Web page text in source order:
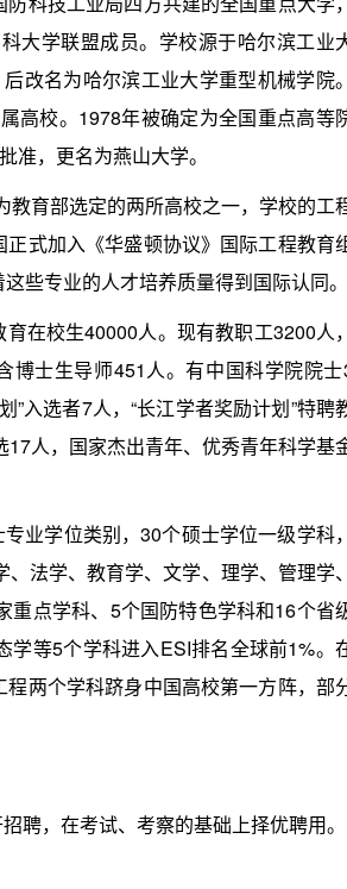
大学联盟成员。学校源于哈尔滨工业
改名为哈尔滨工业大学重型机械学院。
高校。1978年被确定为全国重点高等
，更名为燕山大学。
育部选定的两所高校之一，学校的工
式加入《华盛顿协议》国际工程教育
些专业的人才培养质量得到国际认同。
校生40000人。现有教职工3200人，
博士生导师451人。有中国科学院院士
入选者7人，“长江学者奖励计划”特聘
17人，国家杰出青年、优秀青年科学基
学位类别，30个硕士学位一级学科，
法学、教育学、文学、理学、管理学、
重点学科、5个国防特色学科和16个省
学等5个学科进入ESI排名全球前1%。
两个学科跻身中国高校第一方阵，部
，在考试、考察的基础上择优聘用。